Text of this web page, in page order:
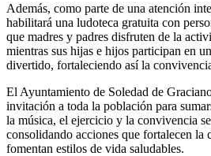
Además, como parte de una atención
habilitará una ludoteca gratuita con
que madres y padres disfruten de la
mientras sus hijas e hijos participan en
divertido, fortaleciendo así la
El Ayuntamiento de Soledad de
invitación a toda la población para
la música, el ejercicio y la convivencia
consolidando acciones que fortalecen la
fomentan estilos de vida saludables.